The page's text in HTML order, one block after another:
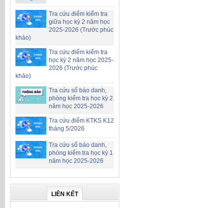
Tra cứu điểm kiểm tra
giữa học kỳ 2 năm học
2025-2026 (Trước phúc
khảo)
Tra cứu điểm kiểm tra
học kỳ 2 năm học 2025-
2026 (Trước phúc
khảo)
Tra cứu số báo danh,
phòng kiểm tra học kỳ 2
năm học 2025-2026
Tra cứu điểm KTKS K12
tháng 5/2026
Tra cứu số báo danh,
phòng kiểm tra học kỳ 1
năm học 2025-2026
LIÊN KẾT